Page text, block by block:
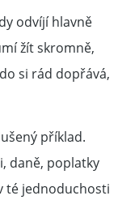
odvíjí hlavně
žít skromně,
si rád dopřává,
příklad.
daně, poplatky
té jednoduchosti